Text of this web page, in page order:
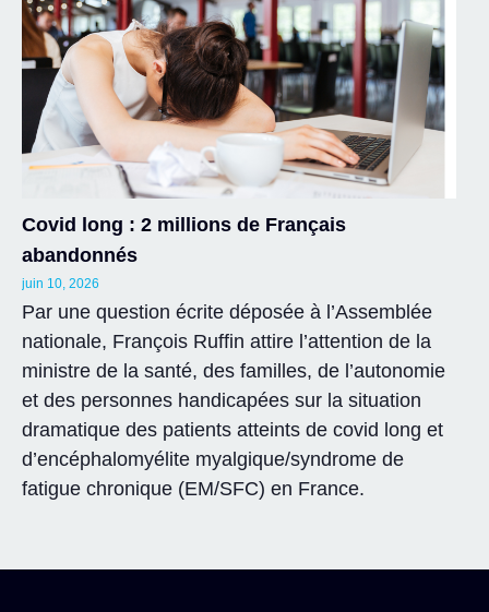
Covid long : 2 millions de Français
abandonnés
juin 10, 2026
Par une question écrite déposée à l’Assemblée
nationale, François Ruffin attire l’attention de la
ministre de la santé, des familles, de l’autonomie
et des personnes handicapées sur la situation
dramatique des patients atteints de covid long et
d’encéphalomyélite myalgique/syndrome de
fatigue chronique (EM/SFC) en France.